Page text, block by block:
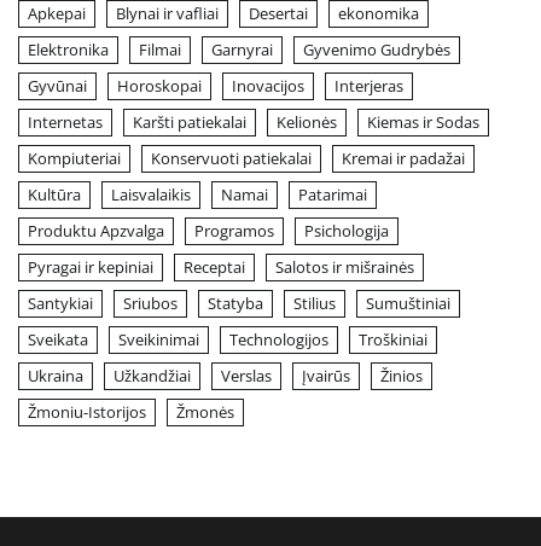
Apkepai Blynai ir vafliai Desertai
ekonomika
Elektronika
Filmai Garnyrai
Gyvenimo Gudrybės
Gyvūnai
Horoskopai Inovacijos
Interjeras
Internetas
Karšti patiekalai Kelionės
Kiemas ir Sodas
Kompiuteriai
Konservuoti patiekalai
Kremai ir padažai
Kultūra
Laisvalaikis Namai
Patarimai
Produktu Apzvalga
Programos
Psichologija
Pyragai ir kepiniai
Receptai
Salotos ir mišrainės
Santykiai
Sriubos Statyba Stilius
Sumuštiniai
Sveikata
Sveikinimai Technologijos
Troškiniai
Ukraina
Užkandžiai Verslas Įvairūs
Žinios
Žmoniu-Istorijos
Žmonės